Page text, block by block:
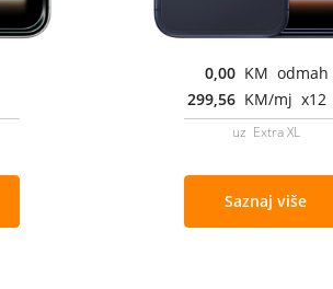
0,00 KM odmah
299,56 KM/mj x12
uz Extra XL
Saznaj više